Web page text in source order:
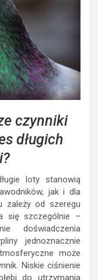
czynniki
długich
loty stanowią
jak i dla
zależy od szeregu
się szczególnie –
doświadczenia
jednoznacznie
może
Niskie ciśnienie
do utrzymania